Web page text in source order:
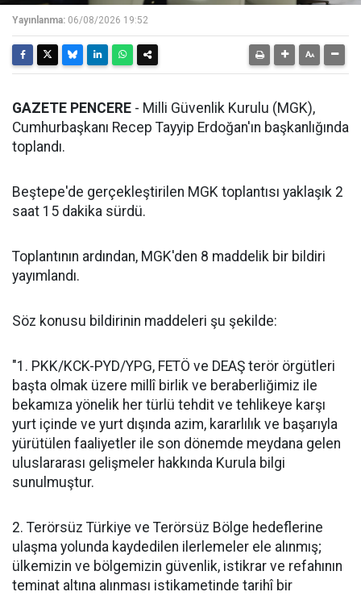
Yayınlanma: 06/08/2026 19:52
GAZETE PENCERE - Milli Güvenlik Kurulu (MGK),
Cumhurbaşkanı Recep Tayyip Erdoğan'ın başkanlığında
toplandı.
Beştepe'de gerçekleştirilen MGK toplantısı yaklaşık 2
saat 15 dakika sürdü.
Toplantının ardından, MGK'den 8 maddelik bir bildiri
yayımlandı.
Söz konusu bildirinin maddeleri şu şekilde:
"1. PKK/KCK-PYD/YPG, FETÖ ve DEAŞ terör örgütleri
başta olmak üzere millî birlik ve beraberliğimiz ile
bekamıza yönelik her türlü tehdit ve tehlikeye karşı
yurt içinde ve yurt dışında azim, kararlılık ve başarıyla
yürütülen faaliyetler ile son dönemde meydana gelen
uluslararası gelişmeler hakkında Kurula bilgi
sunulmuştur.
2. Terörsüz Türkiye ve Terörsüz Bölge hedeflerine
ulaşma yolunda kaydedilen ilerlemeler ele alınmış;
ülkemizin ve bölgemizin güvenlik, istikrar ve refahının
teminat altına alınması istikametinde tarihî bir